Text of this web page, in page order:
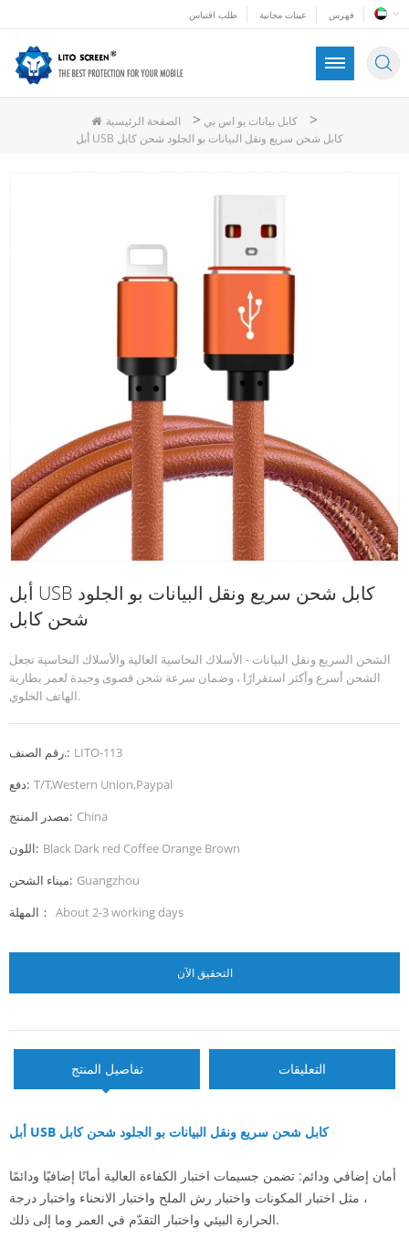
طلب اقتباس عينات مجانية فهرس
الصفحة الرئيسية > كابل بيانات يو اس بي >
أبل USB كابل شحن سريع ونقل البيانات بو الجلود شحن كابل
أبل USB كابل شحن سريع ونقل البيانات بو الجلود
شحن كابل
الشحن السريع ونقل البيانات - الأسلاك النحاسية العالية والأسلاك النحاسية تجعل
الشحن أسرع وأكثر استقرارًا ، وضمان سرعة شحن قصوى وجيدة لعمر بطارية
الهاتف الخلوي.
رقم الصنف.: LITO-113
دفع: T/T,Western Union,Paypal
مصدر المنتج: China
اللون: Black Dark red Coffee Orange Brown
ميناء الشحن: Guangzhou
المهلة： About 2-3 working days
التحقيق الآن
تفاصيل المنتج التعليقات
أبل USB كابل شحن سريع ونقل البيانات بو الجلود شحن كابل
أمان إضافي ودائم: تضمن جسيمات اختبار الكفاءة العالية أمانًا إضافيًا ودائمًا
، مثل اختبار المكونات واختبار رش الملح واختبار الانحناء واختبار درجة
الحرارة البيئي واختبار التقدّم في العمر وما إلى ذلك.